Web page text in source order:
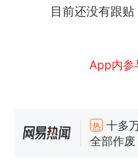
目前还没有跟
App内参
热 十多
全部作废